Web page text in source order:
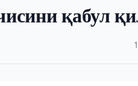
қабул